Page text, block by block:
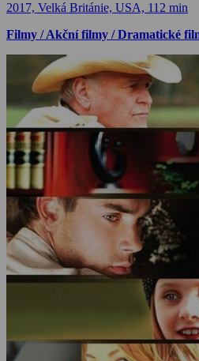
2017, Velká Británie, USA, 112 min
Filmy / Akční filmy / Dramatické